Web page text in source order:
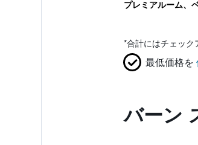
プレミアルーム、
*合計にはチェック
最低価格を
バーン